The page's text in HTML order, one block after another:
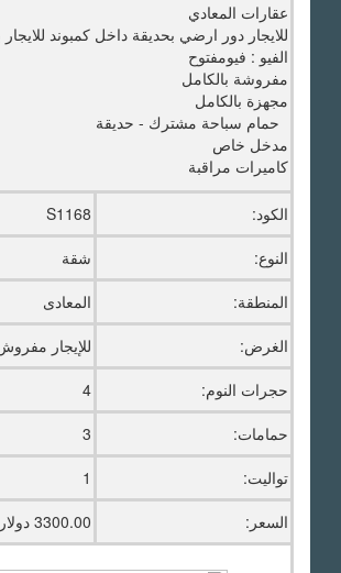
عقارات المعادي
للايجار دور ارضي بحديقة داخل كمبوند
الفيو : فيومفتوح
مفروشة بالكامل
مجهزة بالكامل
حمام سباحة مشترك - حديقة
مدخل خاص
كاميرات مراقبة
الكود:
S1168
النوع:
شقة
المنطقة:
المعادى
الغرض:
للإيجار
حجرات النوم:
4
حمامات:
3
تواليت:
1
السعر:
3300.00 دولار امريكى